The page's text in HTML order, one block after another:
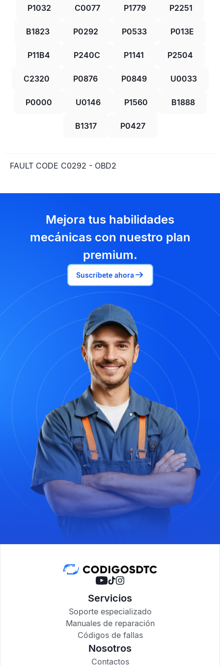
P1032 C0077 P1779 P2251
B1823 P0292 P0533 P013E
P11B4 P240C P1141 P2504
C2320 P0876 P0849 U0033
P0000 U0146 P1560 B1888
B1317 P0427
FAULT CODE C0292 - OBD2
Mejora tus habilidades
mecánicas con nuestro plan
premium.
Suscríbete ahora
Servicios
Soporte especializado
Manuales de reparación
Códigos de fallas
Nosotros
Contactos